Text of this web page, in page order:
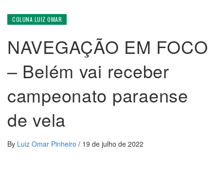
COLUNA LUIZ OMAR
NAVEGAÇÃO EM FOCO
– Belém vai receber
campeonato paraense
de vela
By Luiz Omar Pinheiro / 19 de julho de 2022